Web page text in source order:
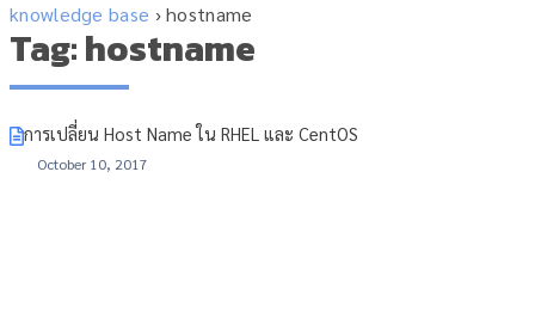
knowledge base ›hostname
Tag: hostname
การเปลี่ยน Host Name ใน RHEL และ CentOS
October 10, 2017